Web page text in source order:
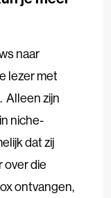
naar
lezer met
Alleen zijn
niche-
dat zij
over die
ontvangen,